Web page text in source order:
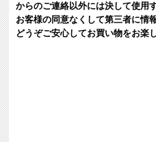
からのご連絡以外には決して使用
お客様の同意なくして第三者に情
どうぞご安心してお買い物をお楽